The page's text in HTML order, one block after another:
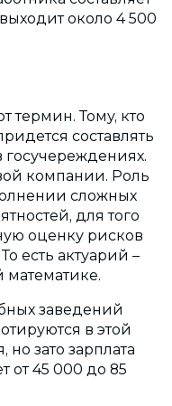
около 4 500
термин. Тому, кто
составлять
компании. Роль
сложных
для того
оценку рисков
есть актуарий –
математике.
заведений
в этой
но зато зарплата
от 45 000 до 85